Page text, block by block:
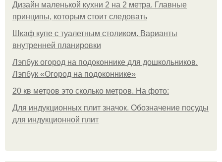
Дизайн маленькой кухни 2 на 2 метра. Главные
принципы, которым стоит следовать
Шкаф купе с туалетным столиком. Варианты
внутренней планировки
Лэпбук огород на подоконнике для дошкольников.
Лэпбук «Огород на подоконнике»
20 кв метров это сколько метров. На фото:
Для индукционных плит значок. Обозначение посуды
для индукционной плит